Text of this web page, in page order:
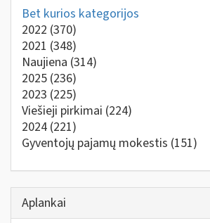
Bet kurios kategorijos
2022 (370)
2021 (348)
Naujiena (314)
2025 (236)
2023 (225)
Viešieji pirkimai (224)
2024 (221)
Gyventojų pajamų mokestis (151)
Aplankai